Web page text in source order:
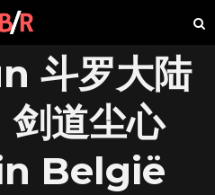
斗罗大陆
剑道尘心​
België